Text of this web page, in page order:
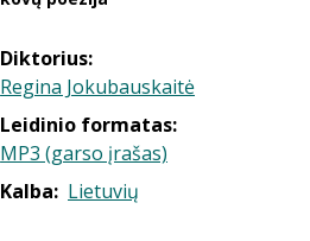
Diktorius:
Regina Jokubauskaitė
Leidinio formatas:
MP3 (garso įrašas)
Kalba: Lietuvių